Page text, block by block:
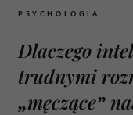
PSYCHOLOGIA
Dlaczego
trudnymi
„męczące”